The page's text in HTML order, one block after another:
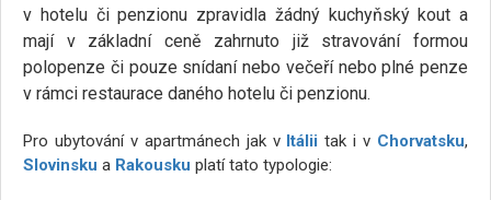
v hotelu či penzionu zpravidla žádný kuchyňský kout a
mají v základní ceně zahrnuto již stravování formou
polopenze či pouze snídaní nebo večeří nebo plné penze
v rámci restaurace daného hotelu či penzionu.
Pro ubytování v apartmánech jak v Itáliitak i v Chorvatsku,
Slovinsku a Rakousku platí tato typologie: